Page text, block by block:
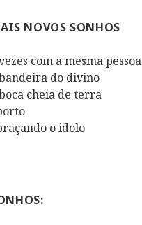
NOVOS SONHOS
com a mesma pessoa
do divino
cheia de terra
o idolo